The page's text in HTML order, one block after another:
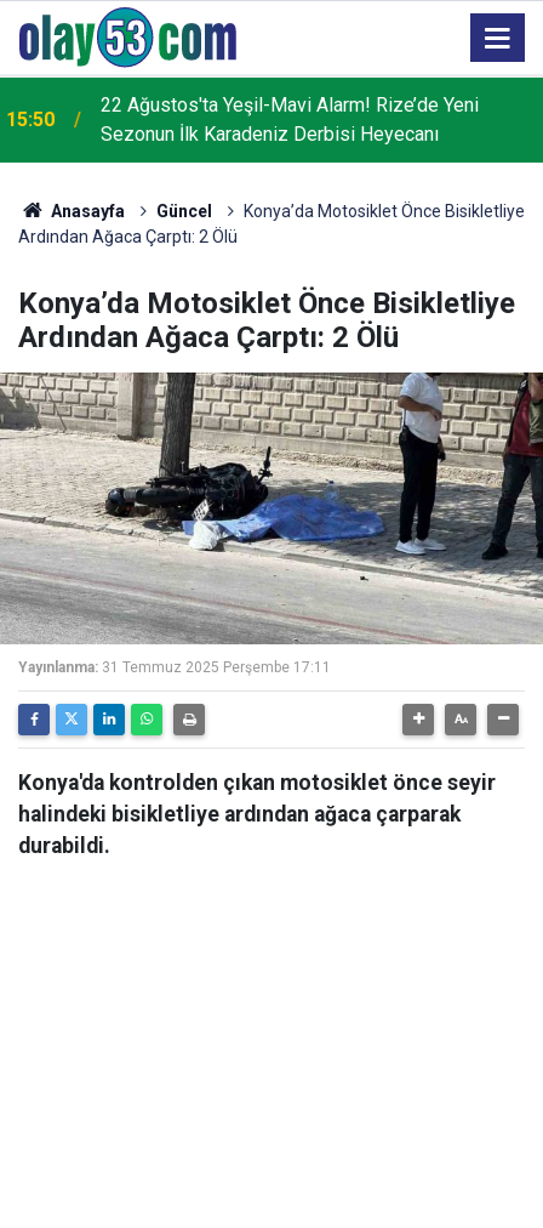
15:50
22 Ağustos'ta Yeşil-Mavi Alarm! Rize’de Yeni
Sezonun İlk Karadeniz Derbisi Heyecanı
Anasayfa Güncel
Konya’da Motosiklet Önce Bisikletliye
Ardından Ağaca Çarptı: 2 Ölü
Konya’da Motosiklet Önce Bisikletliye
Ardından Ağaca Çarptı: 2 Ölü
Yayınlanma: 31 Temmuz 2025 Perşembe 17:11
Konya'da kontrolden çıkan motosiklet önce seyir
halindeki bisikletliye ardından ağaca çarparak
durabildi.